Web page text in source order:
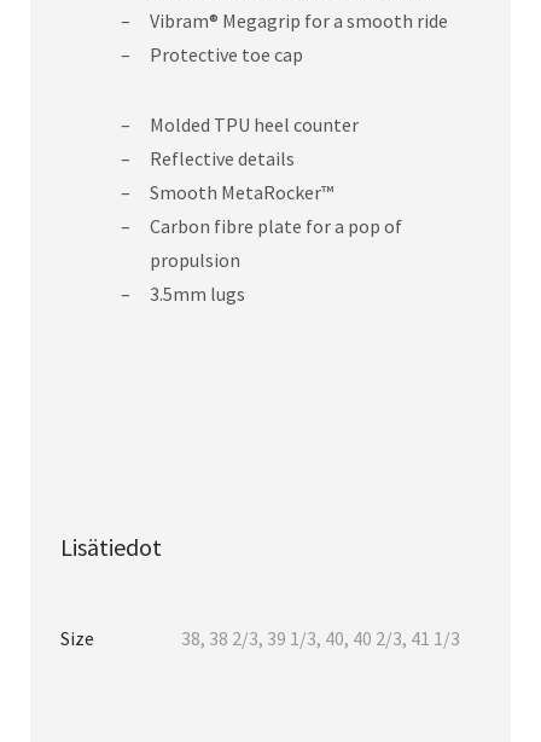
Vibram® Megagrip for a smooth ride
Protective toe cap
Molded TPU heel counter
Reflective details
Smooth MetaRocker™
Carbon fibre plate for a pop of
propulsion
3.5mm lugs
Lisätiedot
Size 38, 38 2/3, 39 1/3, 40, 40 2/3, 41 1/3